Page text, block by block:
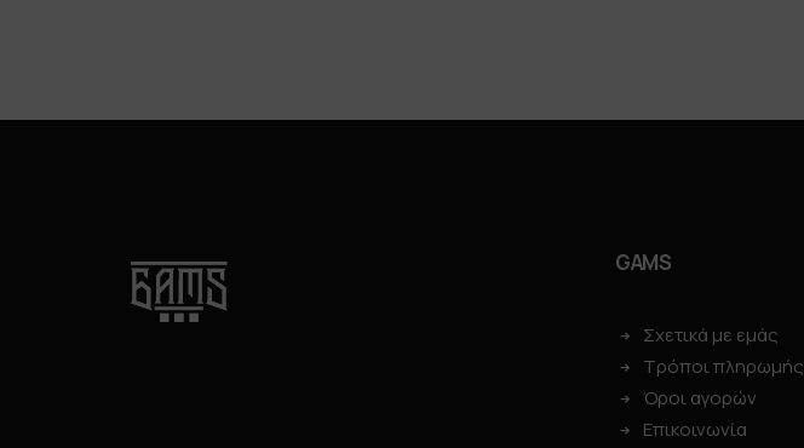
GAMS
Σχετικά με εμάς
Τρόποι πληρωμής
Όροι αγορών
Επικοινωνία